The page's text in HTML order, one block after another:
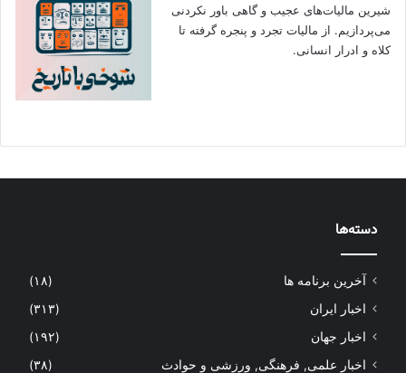
شیرین مالیات‌های عجیب و گاهی باور نکردنی‌
می‌پردازیم. از مالیات تجرد و پنجره گرفته تا
کلاه و ادرار انسانی.
دسته‌ها
آخرین برنامه ها
(۱۸)
اخبار ایران
(۳۱۳)
اخبار جهان
(۱۹۲)
اخبار علمی, فرهنگی, ورزشی و حوادث
(۳۸)